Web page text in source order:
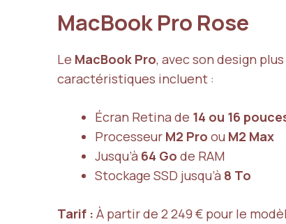
MacBook Pro Rose
Le MacBook Pro, avec son design
caractéristiques incluent :
Écran Retina de 14 ou 16
Processeur M2 Pro ou M2 Max
Jusqu’à 64 Go de RAM
Stockage SSD jusqu’à 8 To
Tarif : À partir de 2 249 € pour le